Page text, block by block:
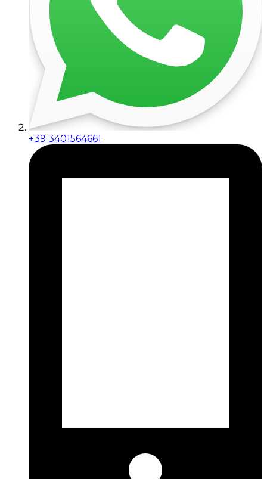
+39 3401564661